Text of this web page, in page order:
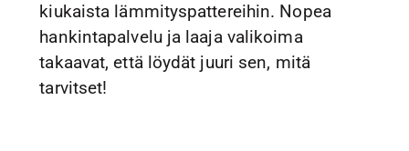
kiukaista lämmityspattereihin. Nopea
hankintapalvelu ja laaja valikoima
takaavat, että löydät juuri sen, mitä
tarvitset!